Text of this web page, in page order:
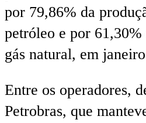
por 79,86% da
petróleo e por 61,30%
gás natural, em
Entre os operadores,
Petrobras, que